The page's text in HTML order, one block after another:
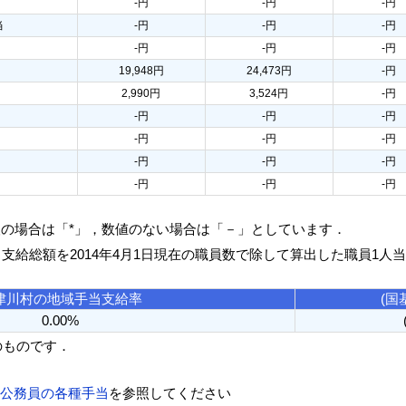
-円 -円
-円
-円 -円
-円
-円
-円
-円
19,948円
24,473円
-円
2,990円
3,524円
-円
-円
-円
-円
-円
-円
-円
-円
-円
-円
-円
-円 -円
場合は「*」，数値のない場合は「－」としています．
給総額を2014年4月1日現在の職員数で除して算出した職員1人
川村の地域手当支給率
(国
0.00%
のです．
務員の各種手当 を参照してください